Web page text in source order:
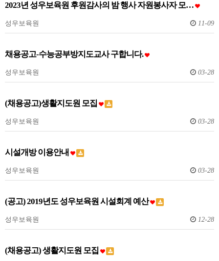
2023년 성우보육원 후원감사의 밤 행사 자원봉사자 모…
성우보육원 11-09
채용공고-수능공부방지도교사 구합니다.
성우보육원 03-28
(채용공고)생활지도원 모집
성우보육원 03-28
시설개방 이용안내
성우보육원 03-28
(공고) 2019년도 성우보육원 시설회계 예산
성우보육원 12-28
(채용공고) 생활지도원 모집